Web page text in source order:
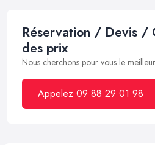
Réservation / Devis /
des prix
Nous cherchons pour vous le
Appelez 09 88 29 01 98